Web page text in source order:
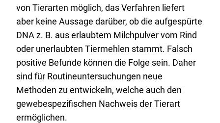
von Tierarten möglich, das Verfahren liefert
aber keine Aussage darüber, ob die aufgespürte
DNA z. B. aus erlaubtem Milchpulver vom Rind
oder unerlaubten Tiermehlen stammt. Falsch
positive Befunde können die Folge sein. Daher
sind für Routineuntersuchungen neue
Methoden zu entwickeln, welche auch den
gewebespezifischen Nachweis der Tierart
ermöglichen.